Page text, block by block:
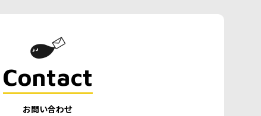
Contact
お問い合わせ